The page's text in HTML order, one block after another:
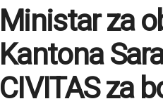
Ministar za
Kantona
CIVITAS za